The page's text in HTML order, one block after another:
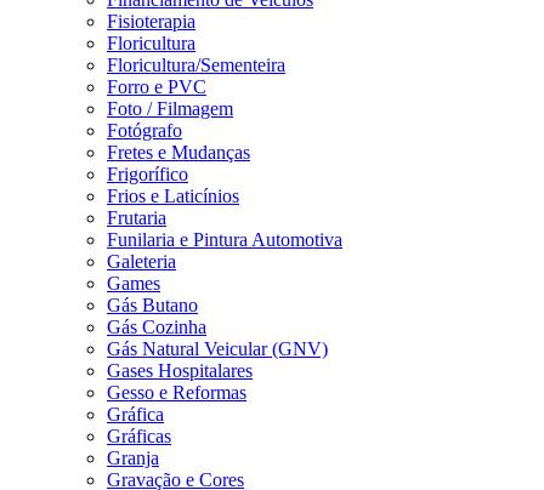
Fisioterapia
Floricultura
Floricultura/Sementeira
Forro e PVC
Foto / Filmagem
Fotógrafo
Fretes e Mudanças
Frigorífico
Frios e Laticínios
Frutaria
Funilaria e Pintura Automotiva
Galeteria
Games
Gás Butano
Gás Cozinha
Gás Natural Veicular (GNV)
Gases Hospitalares
Gesso e Reformas
Gráfica
Gráficas
Granja
Gravação e Cores